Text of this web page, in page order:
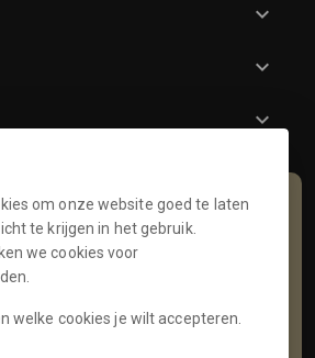
onze nieuwsbrief
om onze website goed te laten
te krijgen in het gebruik.
we cookies voor
welke cookies je wilt accepteren.